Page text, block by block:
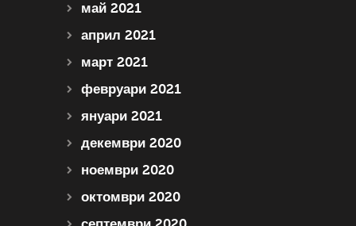
май 2021
април 2021
март 2021
февруари 2021
януари 2021
декември 2020
ноември 2020
октомври 2020